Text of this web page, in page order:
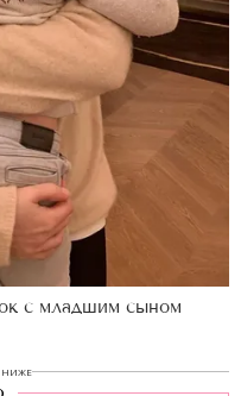
с младшим сыном
НИЖЕ